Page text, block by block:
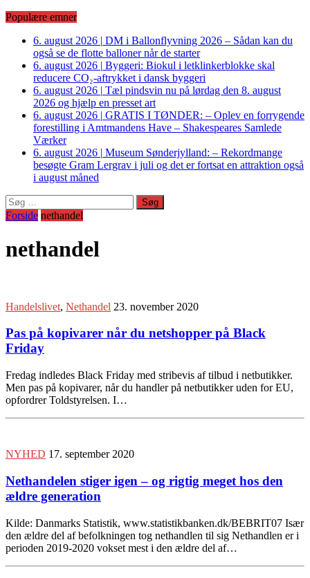
Populære emner
6. august 2026 | DM i Ballonflyvning 2026 – Sådan kan du
også se de flotte balloner når de starter
6. august 2026 | Byggeri: Biokul i letklinkerblokke skal
reducere CO₂-aftrykket i dansk byggeri
6. august 2026 | Tæl pindsvin nu på lørdag den 8. august
2026 og hjælp en presset art
6. august 2026 | GRATIS I TØNDER: – Oplev en forrygende
forestilling i Amtmandens Have – Shakespeares Samlede
Værker
6. august 2026 | Museum Sønderjylland: – Rekordmange
besøgte Gram Lergrav i juli og det er fortsat en attraktion også
i august måned
Søg
efter:
Forside nethandel
nethandel
Handelslivet, Nethandel 23. november 2020
Pas på kopivarer når du netshopper på Black
Friday
Fredag indledes Black Friday med stribevis af tilbud i netbutikker.
Men pas på kopivarer, når du handler på netbutikker uden for EU,
opfordrer Toldstyrelsen. I…
NYHED 17. september 2020
Nethandelen stiger igen – og rigtig meget hos den
ældre generation
Kilde: Danmarks Statistik, www.statistikbanken.dk/BEBRIT07 Især
den ældre del af befolkningen tog nethandlen til sig Nethandlen er i
perioden 2019-2020 vokset mest i den ældre del af…